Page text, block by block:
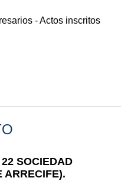
- Actos inscritos
SOCIEDAD
ARRECIFE).